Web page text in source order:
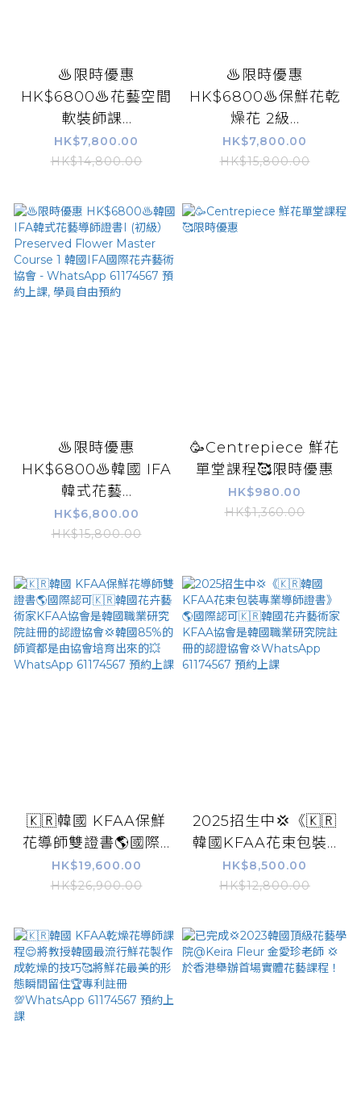
♨️限時優惠
HK$6800♨️花藝空間
軟裝師課...
HK$7,800.00
HK$14,800.00
♨️限時優惠
HK$6800♨️保鮮花乾
燥花 2級...
HK$7,800.00
HK$15,800.00
♨️限時優惠
HK$6800♨️韓國 IFA
韓式花藝...
HK$6,800.00
HK$15,800.00
🥳Centrepiece 鮮花
單堂課程🥰限時優惠
HK$980.00
HK$1,360.00
🇰🇷韓國 KFAA保鮮
花導師雙證書🌎國際...
HK$19,600.00
HK$26,900.00
2025招生中💢《🇰🇷
韓國KFAA花束包裝...
HK$8,500.00
HK$12,800.00